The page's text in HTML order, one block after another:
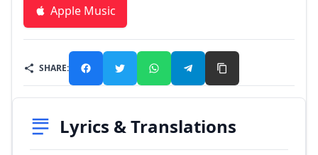
Apple Music
SHARE:
Lyrics & Translations